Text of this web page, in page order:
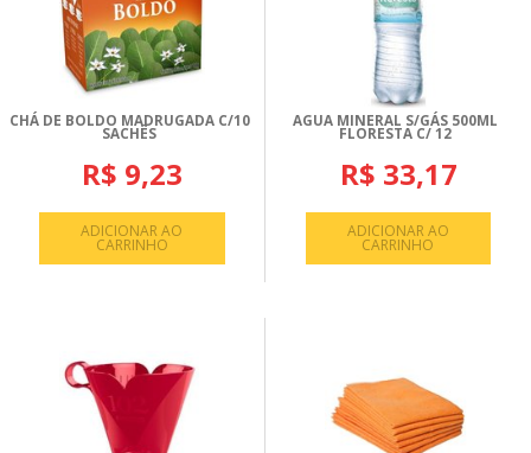
CHÁ DE BOLDO MADRUGADA C/10
SACHÊS
R$ 9,23
ADICIONAR AO
CARRINHO
AGUA MINERAL S/GÁS 500ML
FLORESTA C/ 12
R$ 33,17
ADICIONAR AO
CARRINHO